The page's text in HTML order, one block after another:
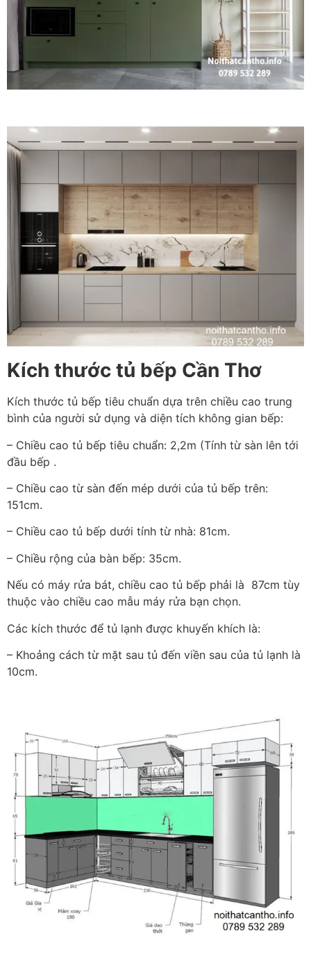
Kích thước tủ bếp Cần Thơ
Kích thước tủ bếp tiêu chuẩn dựa trên chiều cao trung
bình của người sử dụng và diện tích không gian bếp:
– Chiều cao tủ bếp tiêu chuẩn: 2,2m (Tính từ sàn lên tới
đầu bếp .
– Chiều cao từ sàn đến mép dưới của tủ bếp trên:
151cm.
– Chiều cao tủ bếp dưới tính từ nhà: 81cm.
– Chiều rộng của bàn bếp: 35cm.
Nếu có máy rửa bát, chiều cao tủ bếp phải là 87cm tùy
thuộc vào chiều cao mẫu máy rửa bạn chọn.
Các kích thước để tủ lạnh được khuyến khích là:
– Khoảng cách từ mặt sau tủ đến viền sau của tủ lạnh là
10cm.